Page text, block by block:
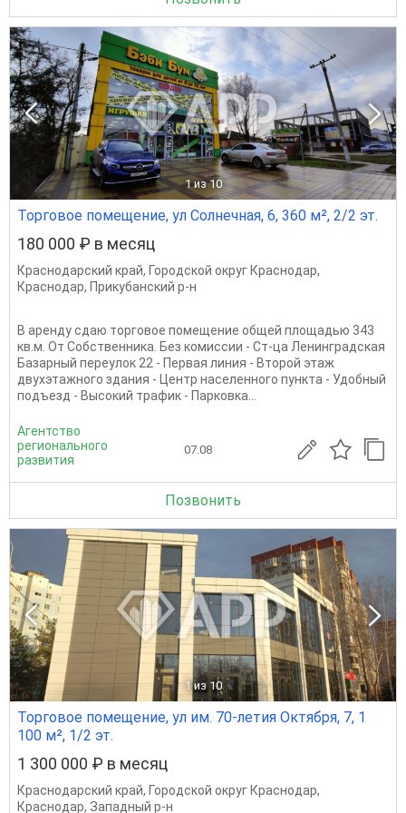
1 из 10
Торговое помещение, ул Солнечная, 6, 360 м², 2/2 эт.
180 000 ₽ в месяц
Краснодарский край, Городской округ Краснодар,
Краснодар, Прикубанский р-н
В аренду сдаю торговое помещение общей площадью 343
кв.м. От Собственника. Без комиссии - Ст-ца Ленинградская
Базарный переулок 22 - Первая линия - Второй этаж
двухэтажного здания - Центр населенного пункта - Удобный
подъезд - Высокий трафик - Парковка...
Агентство
регионального
развития
07.08
Позвонить
1 из 10
Торговое помещение, ул им. 70-летия Октября, 7, 1
100 м², 1/2 эт.
1 300 000 ₽ в месяц
Краснодарский край, Городской округ Краснодар,
Краснодар, Западный р-н